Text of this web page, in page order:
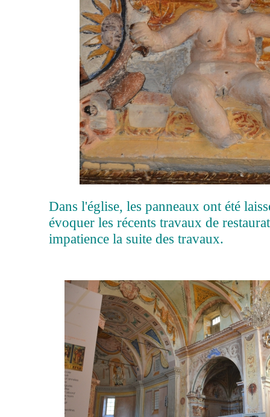
Dans l'église, les panneaux ont été
évoquer les récents travaux de
impatience la suite des travaux.